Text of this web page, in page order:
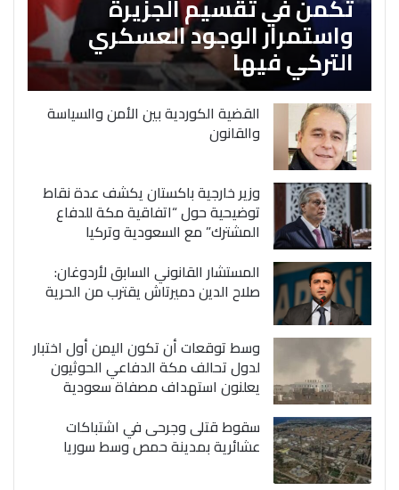
واستمرار الوجود العسكري
التركي فيها
القضية الكوردية بين الأمن والسياسة
والقانون
وزير خارجية باكستان يكشف عدة نقاط
توضيحية حول “اتفاقية مكة للدفاع
المشترك” مع السعودية وتركيا
المستشار القانوني السابق لأردوغان:
صلاح الدين دميرتاش يقترب من الحرية
وسط توقعات أن تكون اليمن أول اختبار
لدول تحالف مكة الدفاعي الحوثيون
يعلنون استهداف مصفاة سعودية
سقوط قتلى وجرحى في اشتباكات
عشائرية بمدينة حمص وسط سوريا